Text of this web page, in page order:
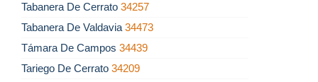
Tabanera De Cerrato 34257
Tabanera De Valdavia 34473
Támara De Campos 34439
Tariego De Cerrato 34209